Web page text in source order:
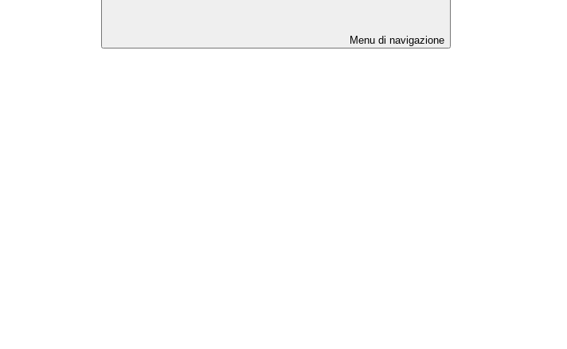
Menu di navigazione